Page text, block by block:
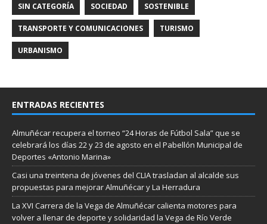
SIN CATEGORÍA SOCIEDAD SOSTENIBLE
TRANSPORTE Y COMUNICACIONES TURISMO
URBANISMO
ENTRADAS RECIENTES
Almuñécar recupera el torneo “24 Horas de Fútbol Sala” que se
celebrará los días 22 y 23 de agosto en el Pabellón Municipal de
Deportes «Antonio Marina»
Casi una treintena de jóvenes del CLIA trasladan al alcalde sus
propuestas para mejorar Almuñécar y La Herradura
La XVI Carrera de la Vega de Almuñécar calienta motores para
volver a llenar de deporte y solidaridad la Vega de Río Verde